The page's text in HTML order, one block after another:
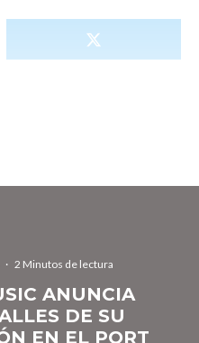
· 2 Minutos de lectura
ANUNCIA
DE SU
EN EL PORT